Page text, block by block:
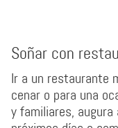
Soñar con
Ir a un restaurante
cenar o para una
y familiares,